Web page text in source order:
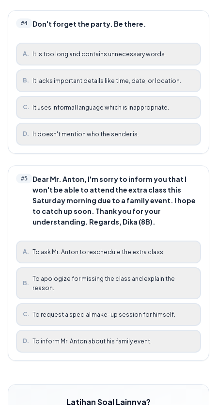
#4 Don't forget the party. Be there.
A. It is too long and contains unnecessary words.
B. It lacks important details like time, date, or location.
C. It uses informal language which is inappropriate.
D. It doesn't mention who the sender is.
#5
Dear Mr. Anton, I'm sorry to inform you that I
won't be able to attend the extra class this
Saturday morning due to a family event. I hope
to catch up soon. Thank you for your
understanding. Regards, Dika (8B).
A. To ask Mr. Anton to reschedule the extra class.
B.
To apologize for missing the class and explain the
reason.
C. To request a special make-up session for himself.
D. To inform Mr. Anton about his family event.
Latihan Soal Lainnya?